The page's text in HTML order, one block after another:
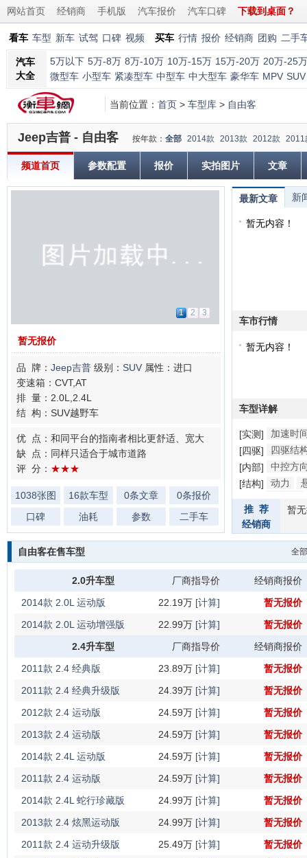
网站首页 经销商 手机版 汽车报价 汽车口碑 下载到桌面？
看车 车型 新车 试驾 口碑 视频 买车 行情 报价 经销商 团购 二手
汽车
大全
5万以下 5万-8万 8万-10万 10万-15万 15万-20万 20万-25万
微型车 小型车 紧凑型车 中型车 中大型车 豪华车 MPV SUV
当前位置： 首页 > 车型库 > 自由客
Jeep吉普 - 自由客 按年款： 全部 2014款 2013款 2012款 2011
频道首页 参数配置 报价 实拍图片 文章
1 2 3
暂无报价
品 牌： Jeep吉普 级别： SUV 属性：进口
变速箱：CVT,AT
排 量：2.0L,2.4L
结 构：SUV越野车
优 点：和同平台的指南者相比更舒适、宽大
缺 点：同样只适合于城市道路
评 分： ★★★
1038张图
片
16款车型 0条文章
0条报价
口碑
油耗 参数 二手车
最新文章 新
暂无内容！
车市行情
暂无内容！
车型详解
[实测]
加速时
[四驱]
四驱结
[内部]
中控方
[结构]
动力
推 荐
经销商
暂
全
自由客在售车型
2.0升车型 厂商指导价
经销商报价
2014款 2.0L 运动版
22.19万 [计算]
暂无报价
2014款 2.0L 运动增强版
22.99万 [计算]
暂无报价
2.4升车型
厂商指导价
经销商报价
2011款 2.4 经典版
23.89万 [计算]
暂无报价
2011款 2.4 经典升级版
24.39万 [计算]
暂无报价
2012款 2.4 运动版
24.59万 [计算]
暂无报价
2013款 2.4 运动版
24.59万 [计算]
暂无报价
2014款 2.4L 运动版
24.59万 [计算]
暂无报价
2011款 2.4 运动版
24.59万 [计算]
暂无报价
2014款 2.4L 蛇行珍藏版
24.99万 [计算]
暂无报价
2013款 2.4 炫黑运动版
24.99万 [计算]
暂无报价
2011款 2.4 运动升级版
25.49万 [计算]
暂无报价